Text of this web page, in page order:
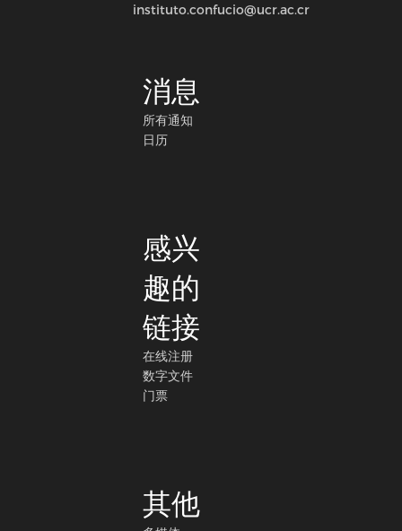
instituto.confucio@ucr.ac.cr
消息
所有通知
日历
感兴
趣的
链接
在线注册
数字文件
门票
其他